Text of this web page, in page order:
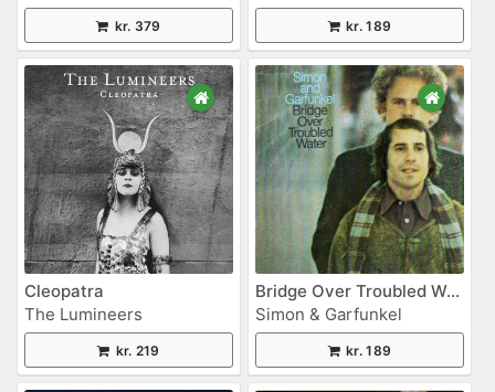
kr. 379 kr. 189
Cleopatra
The Lumineers
kr. 219
Bridge Over Troubled Water
Simon & Garfunkel
kr. 189